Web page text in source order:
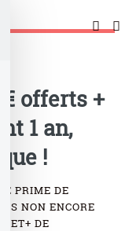
offerts +
1 an,
!
PRIME DE
NON ENCORE
DE